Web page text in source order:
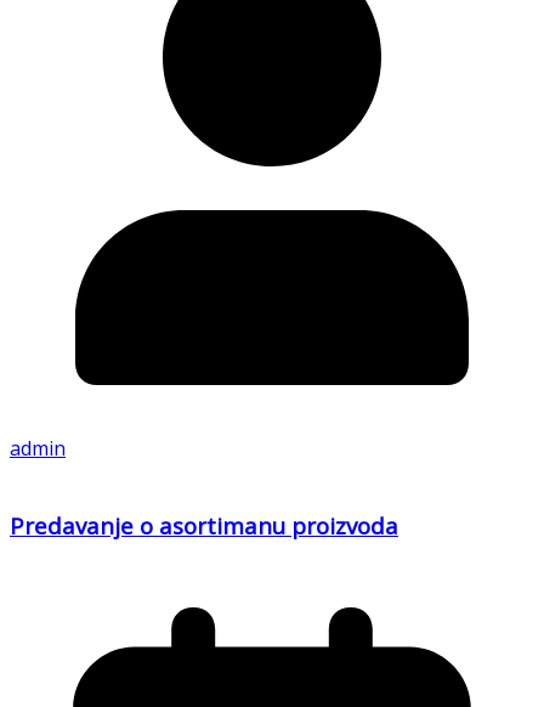
admin
Predavanje o asortimanu proizvoda